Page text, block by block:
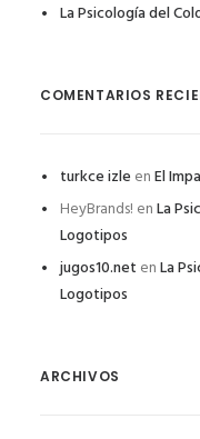
La Psicología del
COMENTARIOS
turkce izle enEl
HeyBrands! enLa
Logotipos
jugos10.net enLa
Logotipos
ARCHIVOS